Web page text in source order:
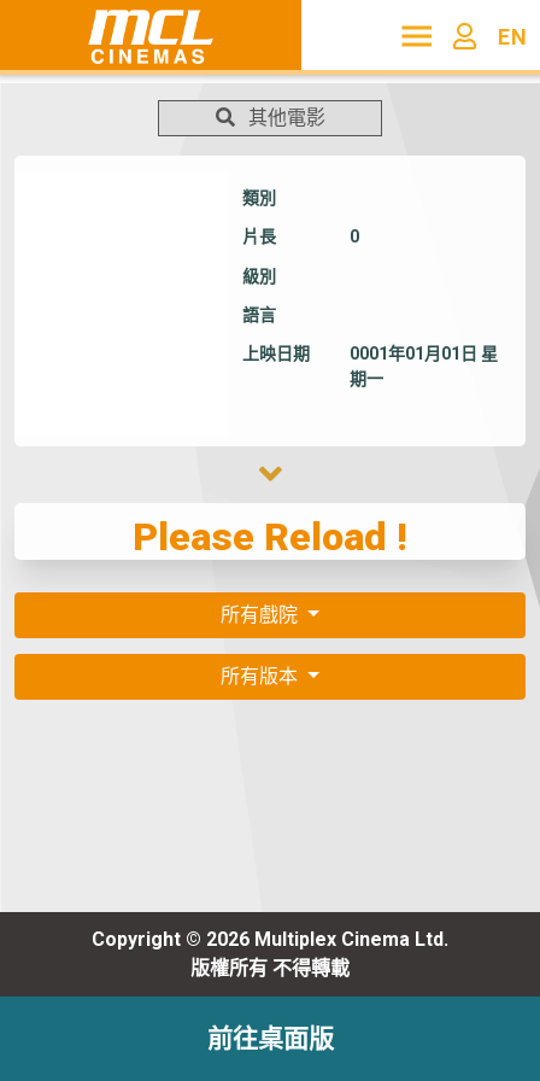
EN
其他電影
類別
片長 0
級別
語言
上映日期
0001年01月01日 星
期一
Please Reload !
所有戲院
所有版本
Copyright © 2026 Multiplex Cinema Ltd.
版權所有 不得轉載
前往桌面版